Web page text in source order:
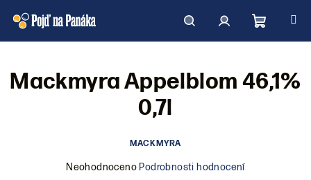
HledatPřihlášeníNákupní
košík
Mackmyra Appelblom 46,1%
0,7l
MACKMYRA
Neohodnoceno Podrobnosti hodnocení